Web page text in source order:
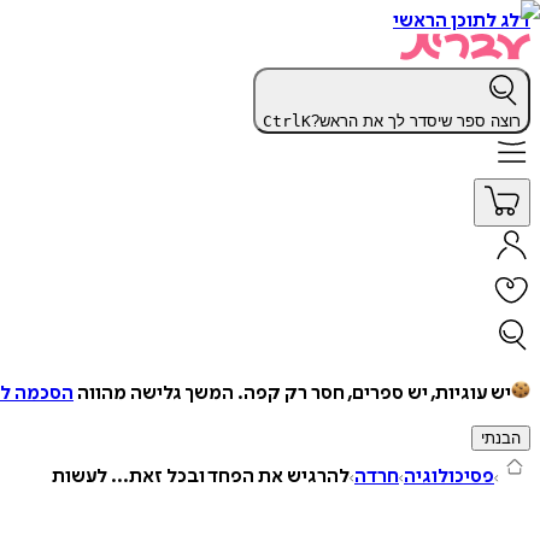
דלג לתוכן הראשי
רוצה ספר שיסדר לך את הראש? CtrlK
יש עוגיות, יש ספרים, חסר רק קפה. המשך גלישה מהווה הסכמה
הבנתי
פסיכולוגיה חרדה להרגיש את הפחד ובכל זאת... לעשות